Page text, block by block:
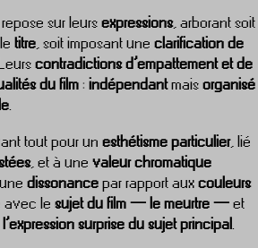
sur leursexpressions, arborant soit
titre, soit imposant une clarification de
contradictions d’empattement et de
du film: indépendantmaisorganisé
.
tout pour un esthétisme particulier, lié
, et à une valeur chromatique
dissonancepar rapport auxcouleurs
le sujet du film — le meurtre —et
l’expression surprise du sujet principal.